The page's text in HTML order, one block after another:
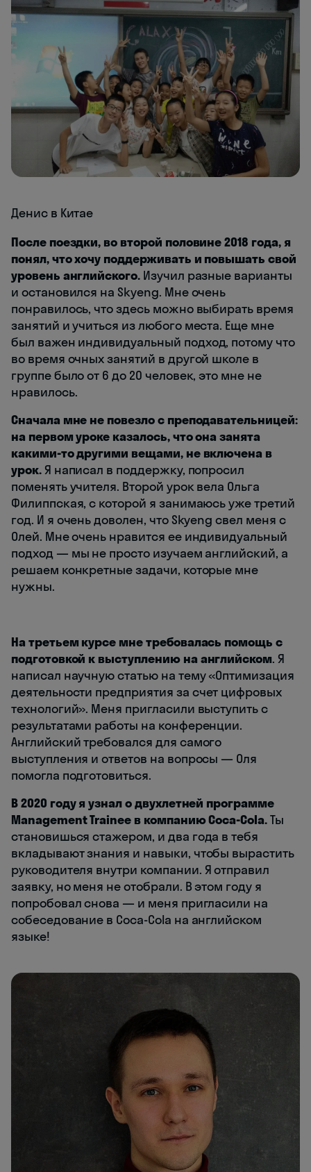
Денис в Китае
После поездки, во второй половине 2018 года, я
понял, что хочу поддерживать и повышать свой
уровень английского. Изучил разные варианты
и остановился на Skyeng. Мне очень
понравилось, что здесь можно выбирать время
занятий и учиться из любого места. Еще мне
был важен индивидуальный подход, потому что
во время очных занятий в другой школе в
группе было от 6 до 20 человек, это мне не
нравилось.
Сначала мне не повезло с преподавательницей:
на первом уроке казалось, что она занята
какими-то другими вещами, не включена в
урок.Я написал в поддержку, попросил
поменять учителя. Второй урок вела Ольга
Филиппская, с которой я занимаюсь уже третий
год. И я очень доволен, что Skyeng свел меня с
Олей. Мне очень нравится ее индивидуальный
подход — мы не просто изучаем английский, а
решаем конкретные задачи, которые мне
нужны.
На третьем курсе мне требовалась помощь с
подготовкой к выступлению на английском. Я
написал научную статью на тему «Оптимизация
деятельности предприятия за счет цифровых
технологий». Меня пригласили выступить с
результатами работы на конференции.
Английский требовался для самого
выступления и ответов на вопросы — Оля
помогла подготовиться.
В 2020 году я узнал о двухлетней программе
Management Trainee в компанию Coca-Cola.Ты
становишься стажером, и два года в тебя
вкладывают знания и навыки, чтобы вырастить
руководителя внутри компании. Я отправил
заявку, но меня не отобрали. В этом году я
попробовал снова — и меня пригласили на
собеседование в Coca-Cola на английском
языке!